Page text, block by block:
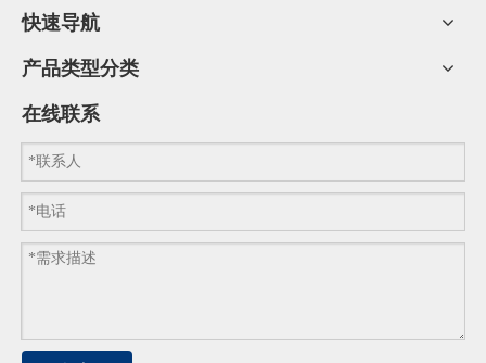
快速导航
产品类型分类
在线联系